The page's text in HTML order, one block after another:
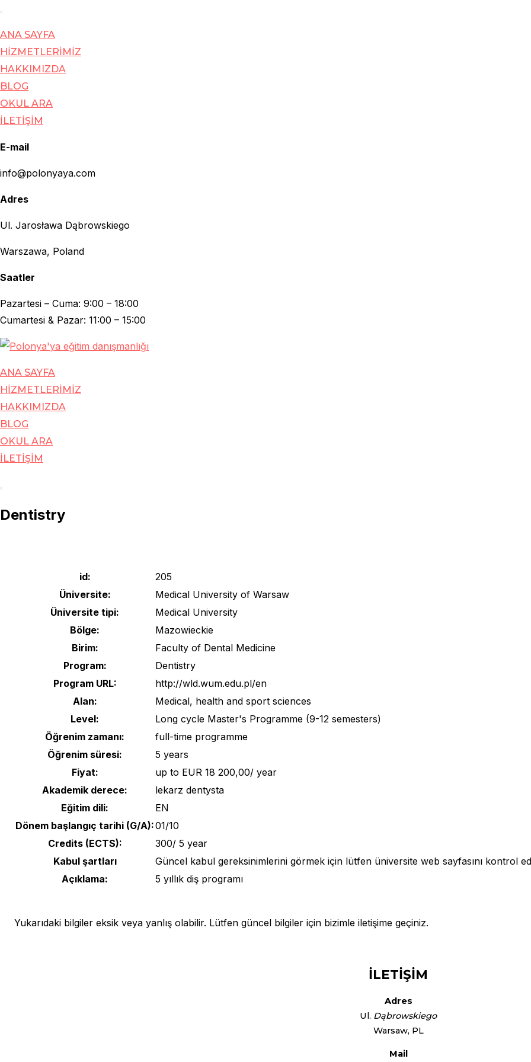
navigation
ANA SAYFA
HİZMETLERİMİZ
HAKKIMIZDA
BLOG
OKUL ARA
İLETİŞİM
E-mail
info@polonyaya.com
Adres
Ul. Jarosława Dąbrowskiego
Warszawa, Poland
Saatler
Pazartesi – Cuma: 9:00 – 18:00
Cumartesi & Pazar: 11:00 – 15:00
Skip
content
ANA SAYFA
HİZMETLERİMİZ
HAKKIMIZDA
BLOG
OKUL ARA
İLETİŞİM
sidebar
Dentistry
id:
205
Üniversite:
Medical University of Warsaw
Üniversite tipi:
Medical University
Bölge:
Mazowieckie
Birim:
Faculty of Dental Medicine
Program:
Dentistry
Program URL:
http://wld.wum.edu.pl/en
Alan:
Medical, health and sport sciences
Level:
Long cycle Master's Programme (9-12 semesters)
Öğrenim zamanı:
full-time programme
Öğrenim süresi:
5 years
Fiyat:
up to EUR 18 200,00/ year
Akademik derece:
lekarz dentysta
Eğitim dili:
EN
Dönem başlangıç tarihi (G/A):01/10
Credits (ECTS):
300/ 5 year
Kabul şartları
Güncel kabul gereksinimlerini görmek için lütfen üniversite web sayfasını kontrol
Açıklama:
5 yıllık diş programı
Yukarıdaki bilgiler eksik veya yanlış olabilir. Lütfen güncel bilgiler için bizimle iletişime geçiniz.
İLETİŞİM
Adres
Ul. Dąbrowskiego
Warsaw, PL
Mail